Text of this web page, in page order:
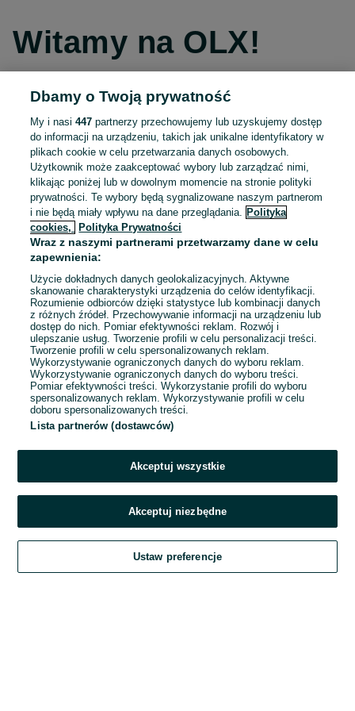
Witamy na OLX!
Kontynuuj przez Facebooka
Kontynuuj przez konto Apple
Kontynuuj przez konto Google
LUB
E-mail
Hasło
Zaloguj się
Kontynuując za pośrednictwem jednego z dostawców wskazanych powyżej,
OLX.pl w jego aktualnym brzmieniu.
Dbamy o Twoją prywatność
My i nasi447 partnerzy przechowujemy lub uzyskujemy dostęp
do informacji na urządzeniu, takich jak unikalne identyfikatory w
plikach cookie w celu przetwarzania danych osobowych.
Użytkownik może zaakceptować wybory lub zarządzać nimi,
klikając poniżej lub w dowolnym momencie na stronie polityki
prywatności. Te wybory będą sygnalizowane naszym partnerom
i nie będą miały wpływu na dane przeglądania.
Polityka
cookies,
Polityka Prywatności
Wraz z naszymi partnerami przetwarzamy dane w celu
zapewnienia:
Użycie dokładnych danych geolokalizacyjnych. Aktywne
skanowanie charakterystyki urządzenia do celów identyfikacji.
Rozumienie odbiorców dzięki statystyce lub kombinacji danych
z różnych źródeł. Przechowywanie informacji na urządzeniu lub
dostęp do nich. Pomiar efektywności reklam. Rozwój i
ulepszanie usług. Tworzenie profili w celu personalizacji treści.
Tworzenie profili w celu spersonalizowanych reklam.
Wykorzystywanie ograniczonych danych do wyboru reklam.
Wykorzystywanie ograniczonych danych do wyboru treści.
Pomiar efektywności treści. Wykorzystanie profili do wyboru
spersonalizowanych reklam. Wykorzystywanie profili w celu
doboru spersonalizowanych treści.
Lista partnerów (dostawców)
Akceptuj wszystkie
Akceptuj niezbędne
Ustaw preferencje